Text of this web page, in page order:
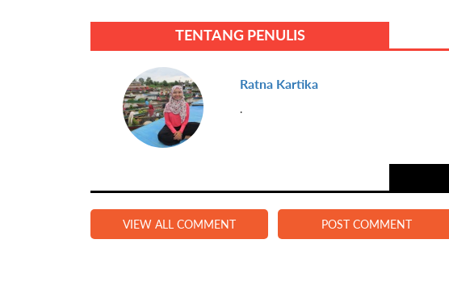
TENTANG PENULIS
Ratna Kartika
.
VIEW ALL COMMENT POST COMMENT